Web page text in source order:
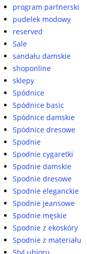
program partnerski
pudelek modowy
reserved
Sale
sandału damskie
shoponline
sklepy
Spódnice
Spódnice basic
Spódnice damskie
Spódnice dresowe
Spodnie
Spodnie cygaretki
Spodnie damskie
Spodnie dresowe
Spodnie eleganckie
Spodnie jeansowe
Spodnie męskie
Spodnie z ekoskóry
Spodnie z materiału